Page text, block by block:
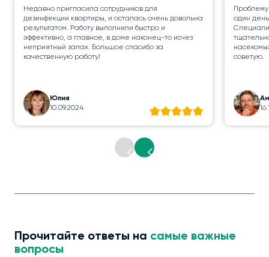
Недавно пригласила сотрудников для
дезинфекции квартиры, и осталась очень довольна
результатом. Работу выполнили быстро и
эффективно, а главное, в доме наконец-то исчез
неприятный запах. Большое спасибо за
качественную работу!
Юлия
10.09.2024
один
советую.
Прочитайте ответы на самые важные
вопросы